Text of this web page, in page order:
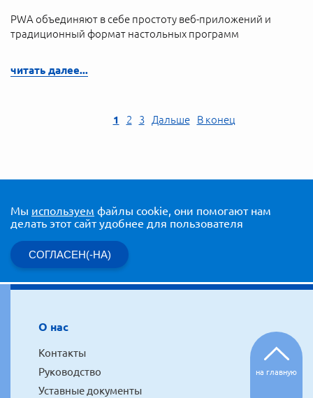
PWA объединяют в себе простоту веб-приложений и
традиционный формат настольных программ
читать далее...
1 2 3 Дальше В конец
Мы используем файлы cookie, они помогают нам
делать этот сайт удобнее для пользователя
СОГЛАСЕН(-НА)
О нас
Контакты
Руководство
Уставные документы
на главную